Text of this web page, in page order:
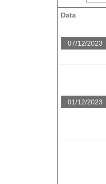
Data
07/12/2023
01/12/2023